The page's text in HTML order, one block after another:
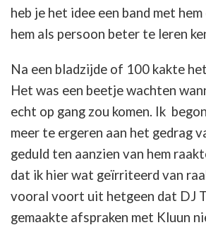
heb je het idee een band met
hem als persoon beter te leren
Na een bladzijde of 100 kakte
Het was een beetje wachten
echt op gang zou komen. Ik
meer te ergeren aan het gedrag
geduld ten aanzien van hem
dat ik hier wat geïrriteerd van
vooral voort uit hetgeen dat DJ
gemaakte afspraken met Kluun